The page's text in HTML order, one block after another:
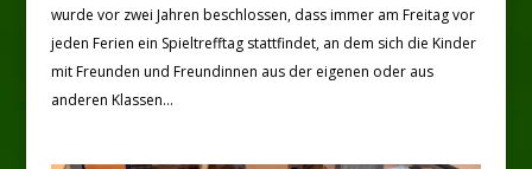
wurde vor zwei Jahren beschlossen, dass immer am Freitag vor
jeden Ferien ein Spieltrefftag stattfindet, an dem sich die Kinder
mit Freunden und Freundinnen aus der eigenen oder aus
anderen Klassen...